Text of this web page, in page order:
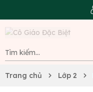
Trang chủ Lớp 2